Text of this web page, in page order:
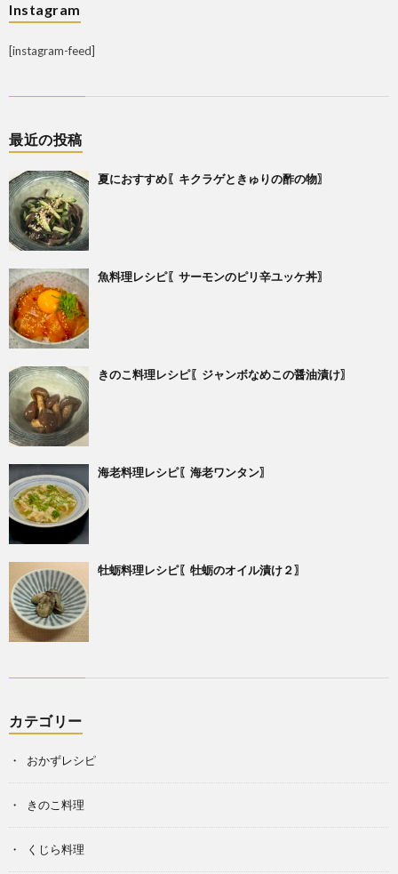
Instagram
[instagram-feed]
最近の投稿
夏におすすめ〖キクラゲときゅりの酢の物〗
魚料理レシピ〖サーモンのピリ辛ユッケ丼〗
きのこ料理レシピ〖ジャンボなめこの醤油漬け〗
海老料理レシピ〖海老ワンタン〗
牡蛎料理レシピ〖牡蛎のオイル漬け２〗
カテゴリー
おかずレシピ
きのこ料理
くじら料理